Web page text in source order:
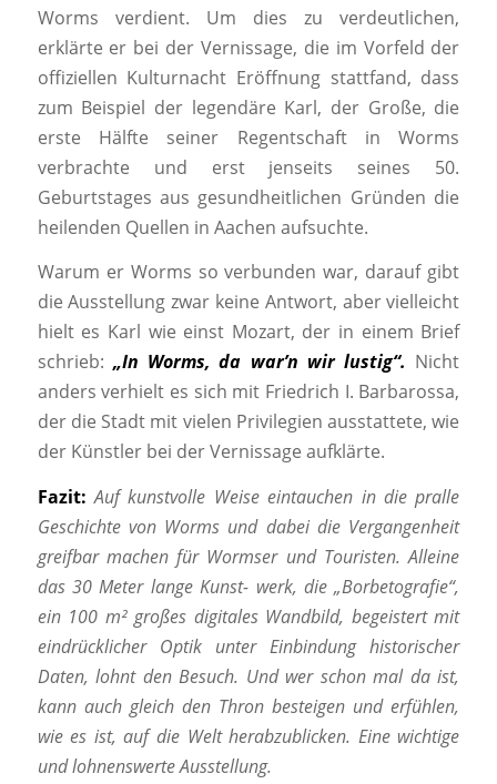
Worms verdient. Um dies zu verdeutlichen,
erklärte er bei der Vernissage, die im Vorfeld der
offiziellen Kulturnacht Eröffnung stattfand, dass
zum Beispiel der legendäre Karl, der Große, die
erste Hälfte seiner Regentschaft in Worms
verbrachte und erst jenseits seines 50.
Geburtstages aus gesundheitlichen Gründen die
heilenden Quellen in Aachen aufsuchte.
Warum er Worms so verbunden war, darauf gibt
die Ausstellung zwar keine Antwort, aber vielleicht
hielt es Karl wie einst Mozart, der in einem Brief
schrieb: „In Worms, da war’n wir lustig“. Nicht
anders verhielt es sich mit Friedrich I. Barbarossa,
der die Stadt mit vielen Privilegien ausstattete, wie
der Künstler bei der Vernissage aufklärte.
Fazit:Auf kunstvolle Weise eintauchen in die pralle
Geschichte von Worms und dabei die Vergangenheit
greifbar machen für Wormser und Touristen. Alleine
das 30 Meter lange Kunst- werk, die „Borbetografie“,
ein 100 m² großes digitales Wandbild, begeistert mit
eindrücklicher Optik unter Einbindung historischer
Daten, lohnt den Besuch. Und wer schon mal da ist,
kann auch gleich den Thron besteigen und erfühlen,
wie es ist, auf die Welt herabzublicken. Eine wichtige
und lohnenswerte Ausstellung.